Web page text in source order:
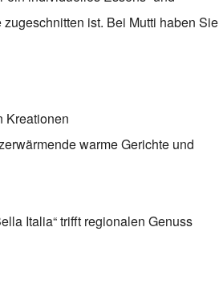
ist. Bei Mutti haben Sie
Kreationen
warme Gerichte und
Italia“ trifft regionalen Genuss